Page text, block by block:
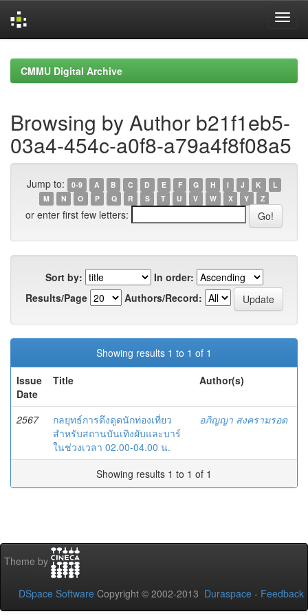
navigationCMMU Digital Archive
Browsing by Author b21f1eb5-
03a4-454c-a0f8-a79a4f8f08a5
Jump to: 0-9 A B C D E F G H I J K
L
M
N O P Q R S T U V W X Y Z
or enter first few letters:
Sort by:
In order:
Results/Page
Authors/Record:
Showing results 1 to 1 of 1
Issue
Date
Title Author(s)
2567
กลยุทธ์การดึงดูดนักท่องเที่ยว
สำหรับสถานบันเทิงผับและบาร์
ในช่วงเวลา 02.00-04.00 น.
อภิญญา สงครามรอด
Showing results 1 to 1 of 1
Theme by
DSpace Software Copyright © 2002-2013 Duraspace - Feedback